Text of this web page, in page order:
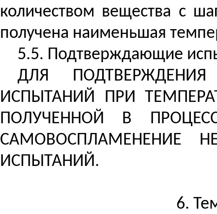
количеством вещества с
получена наименьшая
5.5. Подтверждающие
ДЛЯ
ИСПЫТАНИЙ ПРИ
ПОЛУЧЕННОЙ В
ИСПЫТАНИЙ.
6.